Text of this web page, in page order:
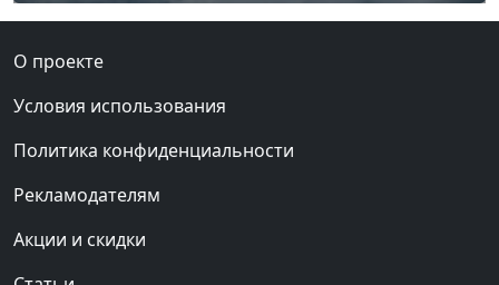
О проекте
Условия использования
Политика конфиденциальности
Рекламодателям
Акции и скидки